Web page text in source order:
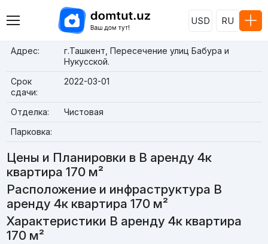
USD RU
Адрес:
г.Ташкент, Пересечение улиц Бабура и
Нукусской.
Срок
сдачи:
2022-03-01
Отделка:
Чистовая
Парковка:
Цены и Планировки в В аренду 4к
квартира 170 м²
Расположение и инфраструктура В
аренду 4к квартира 170 м²
Характеристики В аренду 4к квартира
170 м²